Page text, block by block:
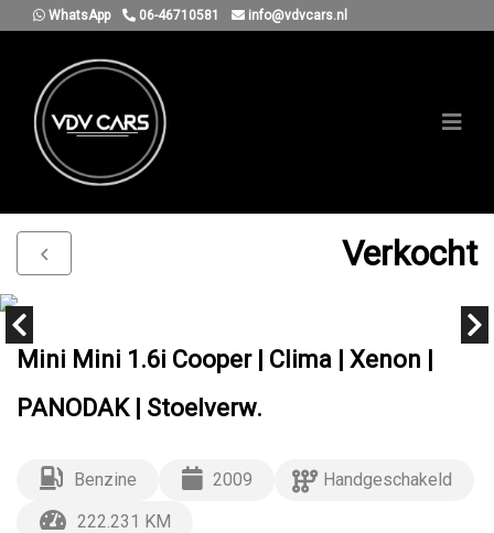
WhatsApp 06-46710581 info@vdvcars.nl
Verkocht
Mini Mini 1.6i Cooper | Clima | Xenon |
PANODAK | Stoelverw.
Benzine 2009
Handgeschakeld
222.231 KM